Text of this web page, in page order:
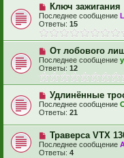
Ключ зажигания
Последнее сообщение
Ответы: 15
От лобового
Последнее сообщение
Ответы: 12
Удлинённые
Последнее сообщение
Ответы: 21
Траверса VTX
Последнее сообщение
Ответы: 4